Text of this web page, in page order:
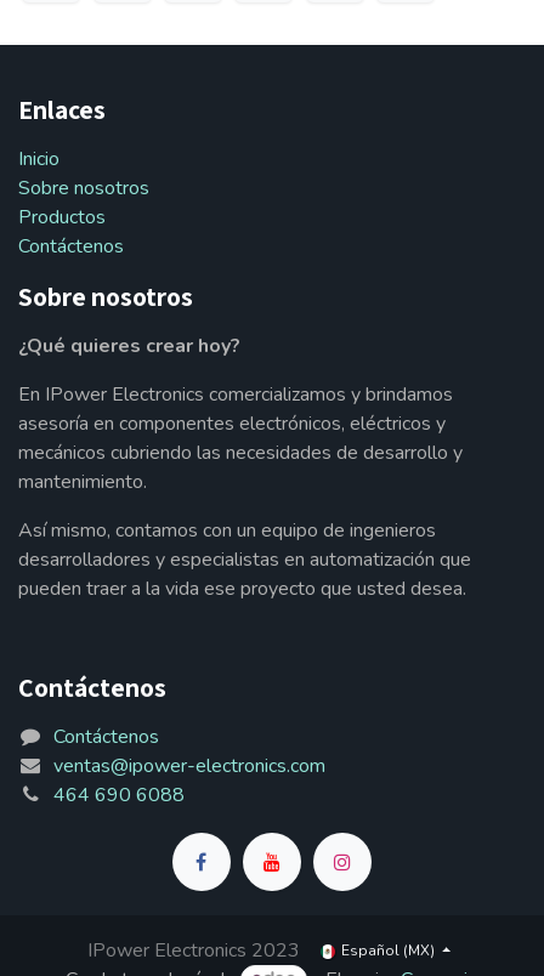
Enlaces
Inicio
Sobre nosotros
Productos
Contáctenos
Sobre nosotros
¿Qué quieres crear hoy?
En IPower Electronics comercializamos y brindamos
asesoría en componentes electrónicos, eléctricos y
mecánicos cubriendo las necesidades de desarrollo y
mantenimiento.
Así mismo, contamos con un equipo de ingenieros
desarrolladores y especialistas en automatización que
pueden traer a la vida ese proyecto que usted desea.
Contáctenos
Contáctenos
ventas@ipower-electronics.com
464 690 6088
IPower Electronics 2023 Español (MX)